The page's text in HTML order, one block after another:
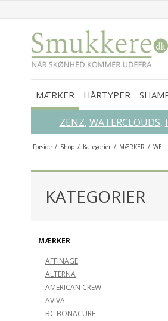
MÆRKER HÅRTYPER
ZENZ, WATERCLOUDS,
Forside / Shop / Kategorier / MÆRKER /
GLEM IKKE DISSE...
KATEGORIER
MÆRKER
AFFINAGE
ALTERNA
AMERICAN CREW
AVIVA
BC BONACURE